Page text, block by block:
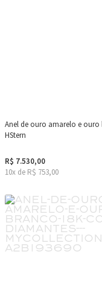
Anel de ouro amarelo e
HStern
R$ 7.530,00
10x de R$ 753,00